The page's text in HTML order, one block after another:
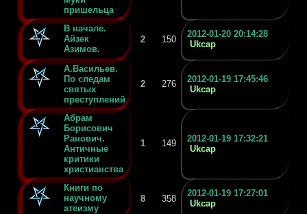
пришельца
В начале.
Айзек
Азимов.
2 150
2012-01-20 20:14:28
Ukcap
А.Васильев.
По следам
святых
преступлений
2 276
2012-01-19 17:45:46
Ukcap
Абрам
Борисович
Ранович.
Античные
критики
христианства
1 149
2012-01-19 17:32:21
Ukcap
Книги по
научному
атеизму
8 358
2012-01-19 17:27:01
Ukcap